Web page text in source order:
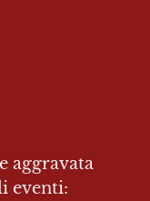
aggravata
eventi: